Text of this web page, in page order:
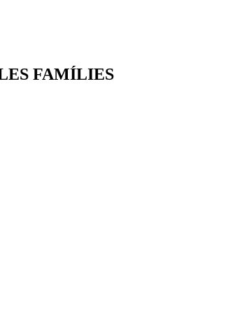
FAMÍLIES